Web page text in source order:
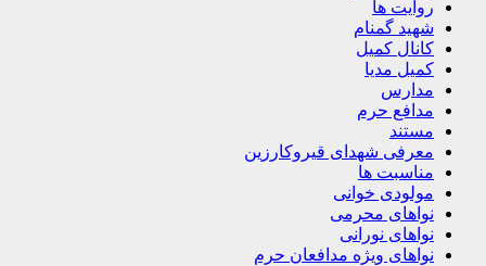
روایت ها
شهید گمنام
کانال کمیل
کمیل مدیا
مدارس
مدافع حرم
مستند
معرفی شهدای قیروکارزین
مناسبت ها
مولودی خوانی
نواهای محرمی
نواهای نورانی
نواهای ویژه مدافعان حرم